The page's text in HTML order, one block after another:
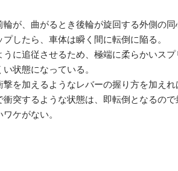
輪が、曲がるとき後輪が旋回する外側の
したら、車体は瞬く間に転倒に陥る。
うに追従させるため、極端に柔らかいス
状態になっている。
撃を加えるようなレバーの握り方を加え
衝突するような状態は、即転倒となるの
ケがない。